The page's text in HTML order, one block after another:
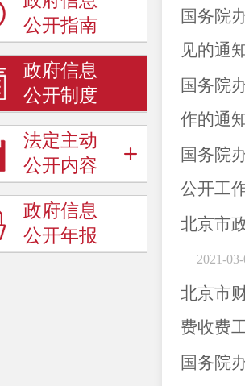
公开指南
政府信息
公开制度
法定主动
公开内容
政府信息
公开年报
国务院
见的通
国务院
作的通
国务院
公开工
北京市
2021-
北京市
费收费
国务院